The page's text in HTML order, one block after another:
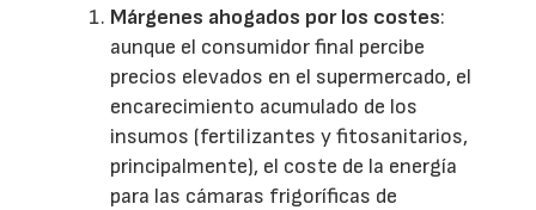
Márgenes ahogados por los costes:
aunque el consumidor final percibe
precios elevados en el supermercado, el
encarecimiento acumulado de los
insumos (fertilizantes y fitosanitarios,
principalmente), el coste de la energía
para las cámaras frigoríficas de